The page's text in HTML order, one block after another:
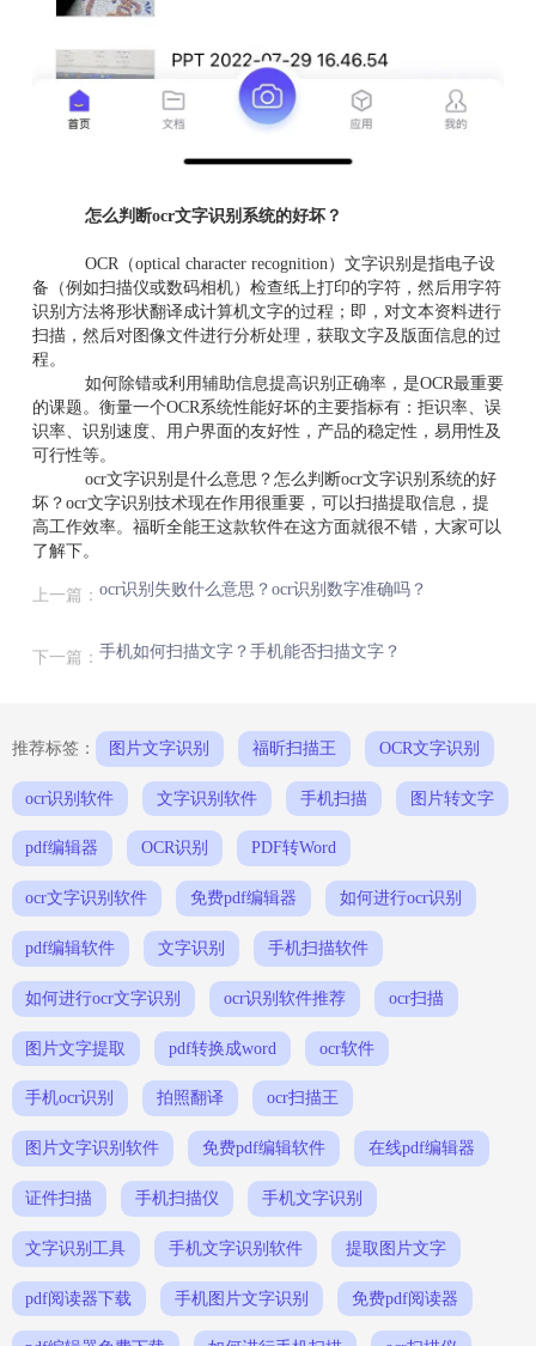
怎么判断ocr文字识别系统的好坏？
OCR（optical character recognition）文字识别是指电子设
备（例如扫描仪或数码相机）检查纸上打印的字符，然后用字符
识别方法将形状翻译成计算机文字的过程；即，对文本资料进行
扫描，然后对图像文件进行分析处理，获取文字及版面信息的过
程。
如何除错或利用辅助信息提高识别正确率，是OCR最重要
的课题。衡量一个OCR系统性能好坏的主要指标有：拒识率、误
识率、识别速度、用户界面的友好性，产品的稳定性，易用性及
可行性等。
ocr文字识别是什么意思？怎么判断ocr文字识别系统的好
坏？ocr文字识别技术现在作用很重要，可以扫描提取信息，提
高工作效率。福昕全能王这款软件在这方面就很不错，大家可以
了解下。
上一篇： ocr识别失败什么意思？ocr识别数字准确吗？
下一篇： 手机如何扫描文字？手机能否扫描文字？
推荐标签： 图片文字识别 福昕扫描王 OCR文字识别
ocr识别软件 文字识别软件 手机扫描 图片转文字
pdf编辑器 OCR识别 PDF转Word
ocr文字识别软件 免费pdf编辑器 如何进行ocr识别
pdf编辑软件 文字识别 手机扫描软件
如何进行ocr文字识别 ocr识别软件推荐 ocr扫描
图片文字提取 pdf转换成word ocr软件
手机ocr识别 拍照翻译 ocr扫描王
图片文字识别软件 免费pdf编辑软件 在线pdf编辑器
证件扫描 手机扫描仪 手机文字识别
文字识别工具 手机文字识别软件 提取图片文字
pdf阅读器下载 手机图片文字识别 免费pdf阅读器